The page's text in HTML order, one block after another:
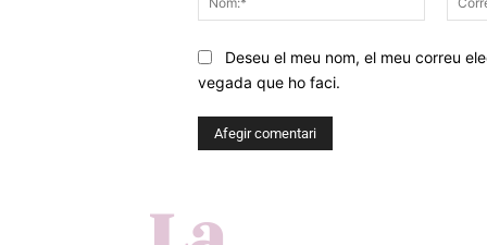
Deseu el meu nom, el meu correu
vegada que ho faci.